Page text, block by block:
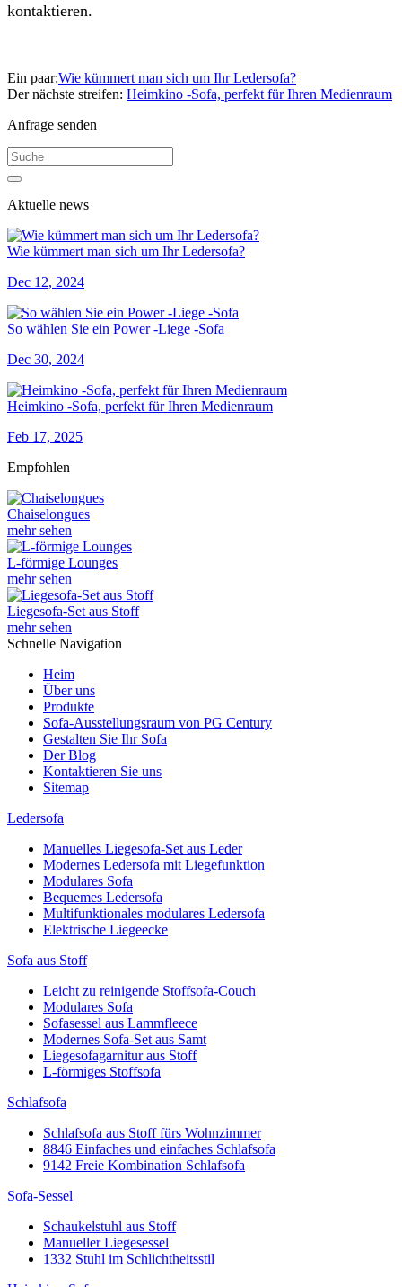
kontaktieren.
Ein paar:Wie kümmert man sich um Ihr Ledersofa?
Der nächste streifen: Heimkino -Sofa, perfekt für Ihren Medienraum
Anfrage senden
Aktuelle news
Wie kümmert man sich um Ihr Ledersofa?
Dec 12, 2024
So wählen Sie ein Power -Liege -Sofa
Dec 30, 2024
Heimkino -Sofa, perfekt für Ihren Medienraum
Feb 17, 2025
Empfohlen
Chaiselongues
mehr sehen
L-förmige Lounges
mehr sehen
Liegesofa-Set aus Stoff
mehr sehen
Schnelle Navigation
Heim
Über uns
Produkte
Sofa-Ausstellungsraum von PG Century
Gestalten Sie Ihr Sofa
Der Blog
Kontaktieren Sie uns
Sitemap
Ledersofa
Manuelles Liegesofa-Set aus Leder
Modernes Ledersofa mit Liegefunktion
Modulares Sofa
Bequemes Ledersofa
Multifunktionales modulares Ledersofa
Elektrische Liegeecke
Sofa aus Stoff
Leicht zu reinigende Stoffsofa-Couch
Modulares Sofa
Sofasessel aus Lammfleece
Modernes Sofa-Set aus Samt
Liegesofagarnitur aus Stoff
L-förmiges Stoffsofa
Schlafsofa
Schlafsofa aus Stoff fürs Wohnzimmer
8846 Einfaches und einfaches Schlafsofa
9142 Freie Kombination Schlafsofa
Sofa-Sessel
Schaukelstuhl aus Stoff
Manueller Liegesessel
1332 Stuhl im Schlichtheitsstil